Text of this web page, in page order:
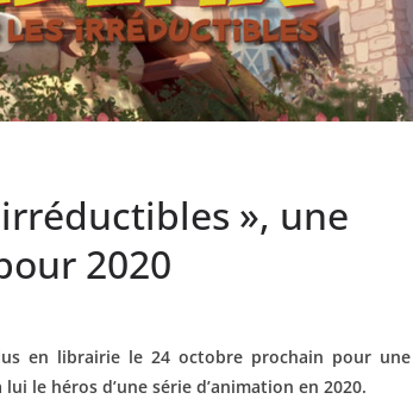
», une
2020
en librairie le 24 octobre prochain pour une
le héros d’une série d’animation en 2020.